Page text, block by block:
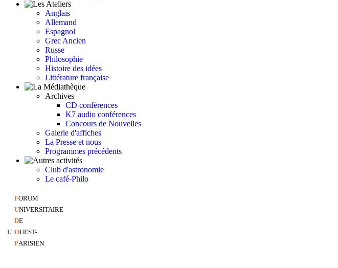
Anglais
Allemand
Espagnol
Grec Ancien
Russe
Philosophie
Histoire des idées
Littérature française
Archives
CD conférences
K7 audio conférences
Concours de Nouvelles
Galerie d'affiches
La Presse et nous
Programmes précédents
Club d'astronomie
Le café-Philo
FORUM
UNIVERSITAIRE
DE
L' OUEST-
PARISIEN